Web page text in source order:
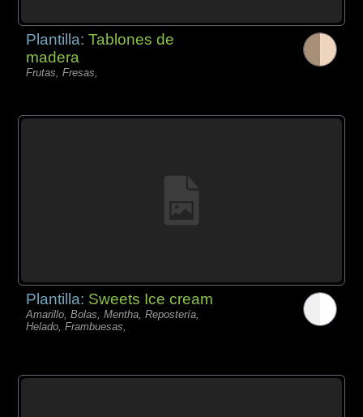
Plantilla:Tablones de
madera
Frutas, Fresas,
Plantilla: Sweets Ice cream
Amarillo, Bolas, Mentha, Repostería,
Helado, Frambuesas,